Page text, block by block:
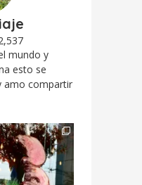
mundo y
esto se
amo compartir
a celebrar a
dos #mamás
cercanas mi...
17 0